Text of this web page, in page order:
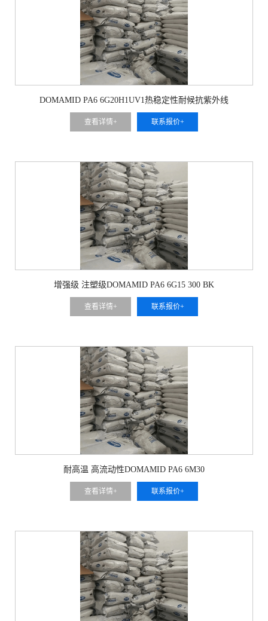
DOMAMID PA6 6G20H1UV1热稳定性耐候抗紫外线
查看详情+ 联系报价+
增强级 注塑级DOMAMID PA6 6G15 300 BK
查看详情+ 联系报价+
耐高温 高流动性DOMAMID PA6 6M30
查看详情+ 联系报价+